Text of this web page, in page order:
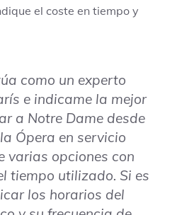
el coste en tiempo y
como un experto
e indicame la mejor
a Notre Dame desde
Ópera en servicio
varias opciones con
tiempo utilizado. Si es
los horarios del